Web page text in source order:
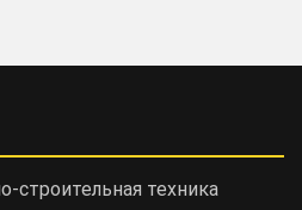
cтроительная техника